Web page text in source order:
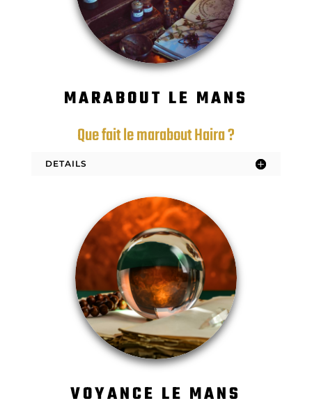
MARABOUT LE MANS
Que fait le marabout Haira ?
DETAILS
VOYANCE LE MANS